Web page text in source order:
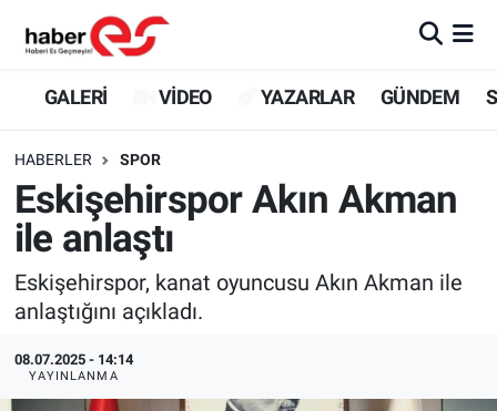
GALERİ VİDEO YAZARLAR GÜNDEM
HABERLER SPOR
Eskişehirspor Akın Akman
ile anlaştı
Eskişehirspor, kanat oyuncusu Akın Akman ile
anlaştığını açıkladı.
08.07.2025 - 14:14
YAYINLANMA
GALERİ
YAZARLAR
GÜNDEM
SİYASET
TEKNOLOJİ
Eskişehir Nöbetçi Eczaneler
Eskişehir Trafik Yoğunluk Haritası
Süper Lig Puan Durumu ve Fikstür
Tüm Manşetler
Son Dakika Haberleri